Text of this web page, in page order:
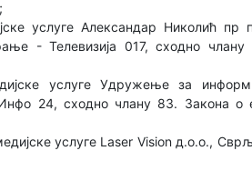
услуге Александар Николић пр
- Телевизија 017, сходно
услуге Удружење за
24, сходно члану 83. Закона о
услуге Laser Vision д.о.о.,